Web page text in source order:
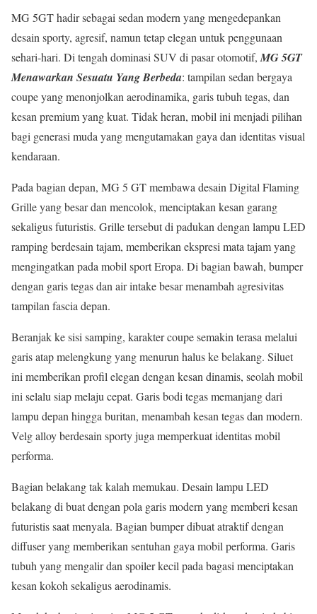
MG 5GT hadir sebagai sedan modern yang mengedepankan
desain sporty, agresif, namun tetap elegan untuk penggunaan
sehari-hari. Di tengah dominasi SUV di pasar otomotif, MG 5GT
Menawarkan Sesuatu Yang Berbeda: tampilan sedan bergaya
coupe yang menonjolkan aerodinamika, garis tubuh tegas, dan
kesan premium yang kuat. Tidak heran, mobil ini menjadi pilihan
bagi generasi muda yang mengutamakan gaya dan identitas visual
kendaraan.
Pada bagian depan, MG 5 GT membawa desain Digital Flaming
Grille yang besar dan mencolok, menciptakan kesan garang
sekaligus futuristis. Grille tersebut di padukan dengan lampu LED
ramping berdesain tajam, memberikan ekspresi mata tajam yang
mengingatkan pada mobil sport Eropa. Di bagian bawah, bumper
dengan garis tegas dan air intake besar menambah agresivitas
tampilan fascia depan.
Beranjak ke sisi samping, karakter coupe semakin terasa melalui
garis atap melengkung yang menurun halus ke belakang. Siluet
ini memberikan profil elegan dengan kesan dinamis, seolah mobil
ini selalu siap melaju cepat. Garis bodi tegas memanjang dari
lampu depan hingga buritan, menambah kesan tegas dan modern.
Velg alloy berdesain sporty juga memperkuat identitas mobil
performa.
Bagian belakang tak kalah memukau. Desain lampu LED
belakang di buat dengan pola garis modern yang memberi kesan
futuristis saat menyala. Bagian bumper dibuat atraktif dengan
diffuser yang memberikan sentuhan gaya mobil performa. Garis
tubuh yang mengalir dan spoiler kecil pada bagasi menciptakan
kesan kokoh sekaligus aerodinamis.